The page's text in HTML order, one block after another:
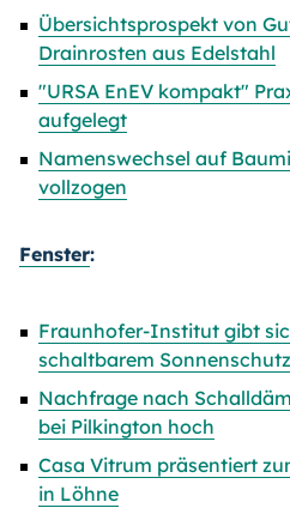
Übersichtsprospekt von
Drainrosten aus Edelstahl
"URSA EnEV kompakt"
aufgelegt
Namenswechsel auf
vollzogen
Fenster:
Fraunhofer-Institut gibt
schaltbarem
Nachfrage nach
bei Pilkington hoch
Casa Vitrum präsentiert
in Löhne